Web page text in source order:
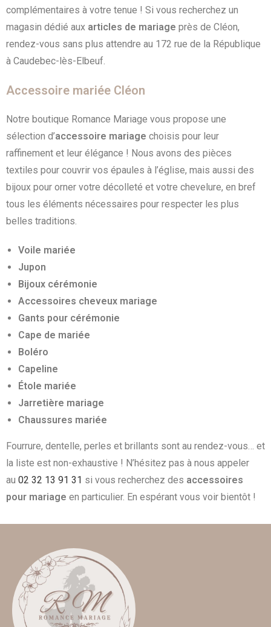
complémentaires à votre tenue ! Si vous recherchez un
magasin dédié aux articles de mariage près de Cléon,
rendez-vous sans plus attendre au 172 rue de la République
à Caudebec-lès-Elbeuf.
Accessoire mariée Cléon
Notre boutique Romance Mariage vous propose une
sélection d’accessoire mariage choisis pour leur
raffinement et leur élégance ! Nous avons des pièces
textiles pour couvrir vos épaules à l’église, mais aussi des
bijoux pour orner votre décolleté et votre chevelure, en bref
tous les éléments nécessaires pour respecter les plus
belles traditions.
Voile mariée
Jupon
Bijoux cérémonie
Accessoires cheveux mariage
Gants pour cérémonie
Cape de mariée
Boléro
Capeline
Étole mariée
Jarretière mariage
Chaussures mariée
Fourrure, dentelle, perles et brillants sont au rendez-vous… et
la liste est non-exhaustive ! N’hésitez pas à nous appeler
au 02 32 13 91 31 si vous recherchez des accessoires
pour mariage en particulier. En espérant vous voir bientôt !